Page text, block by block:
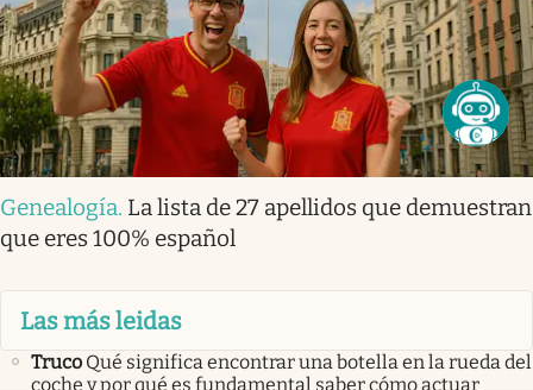
Genealogía. La lista de 27 apellidos que demuestran
que eres 100% español
Las más leidas
Truco Qué significa encontrar una botella en la rueda del
coche y por qué es fundamental saber cómo actuar